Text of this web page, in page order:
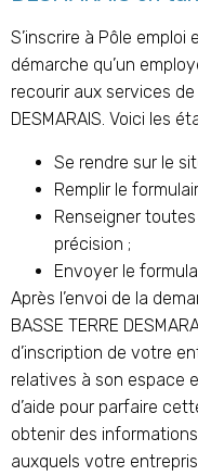
S’inscrire à Pôle
démarche qu’un
recourir aux services de
DESMARAIS. Voici les
Se rendre sur le
Remplir le
Renseigner
précision ;
Envoyer le
Après l’envoi de la
BASSE TERRE
d’inscription de votre
relatives à son espace
d’aide pour parfaire
obtenir des
auxquels votre